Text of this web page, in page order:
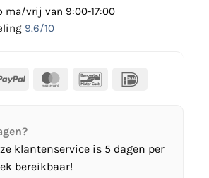
ma/vrij van 9:00-17:00
9.6/10
PayPal MasterCardBancontact
klantenservice is 5 dagen per
bereikbaar!